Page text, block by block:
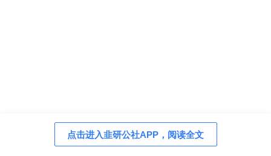
点击进入韭研公社APP，阅读全文